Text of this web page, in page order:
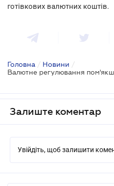
готівкових валютних коштів.
Головна / Новини /
Залиште коментар
Увійдіть, щоб залишити